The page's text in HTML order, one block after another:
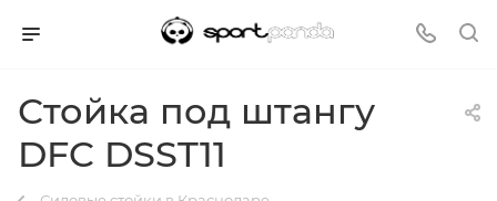
Стойка под штангу
DFC DSST11